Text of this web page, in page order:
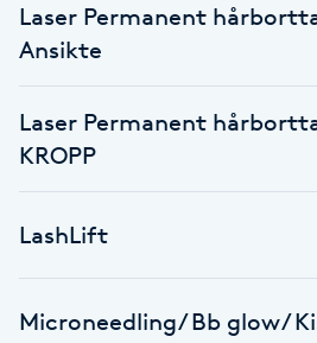
Color correction
Cryoterapi
D
Damklippning
Laser Permanent
Ansikte
Laser Permanent
KROPP
LashLift
Microneedling/ Bb glow/